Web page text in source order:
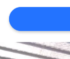
NOUVELLES
CAS